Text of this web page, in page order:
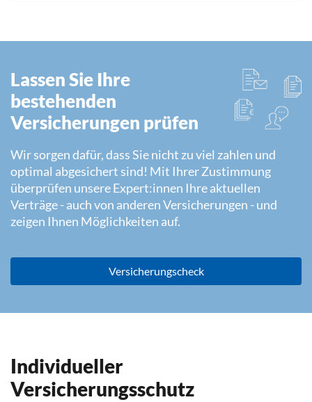
Lassen Sie Ihre
bestehenden
Versicherungen prüfen
Wir sorgen dafür, dass Sie nicht zu viel zahlen und
optimal abgesichert sind! Mit Ihrer Zustimmung
überprüfen unsere Expert:innen Ihre aktuellen
Verträge - auch von anderen Versicherungen - und
zeigen Ihnen Möglichkeiten auf.
Versicherungscheck
Individueller
Versicherungsschutz